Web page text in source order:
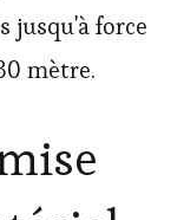
jusqu'à force
mètre.